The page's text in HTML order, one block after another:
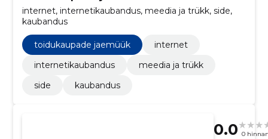
internet, internetikaubandus, meedia ja trükk, side,
kaubandus
toidukaupade jaemüük
internet
internetikaubandus
meedia ja trükk
side
kaubandus
0.0 0